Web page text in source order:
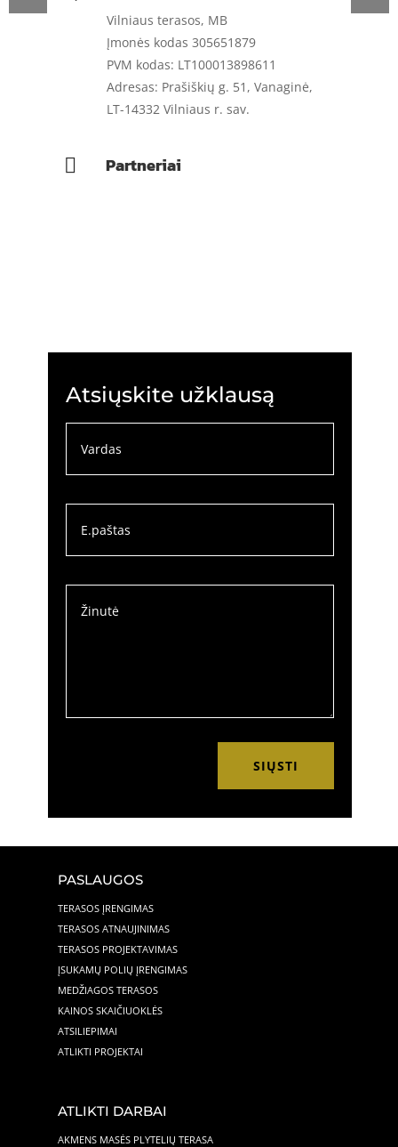
Vilniaus terasos, MB
Įmonės kodas 305651879
PVM kodas: LT100013898611
Adresas: Prašiškių g. 51, Vanaginė,
LT-14332 Vilniaus r. sav.
 Partneriai
Atsiųskite užklausą
SIŲSTI
PASLAUGOS
TERASOS ĮRENGIMAS
TERASOS ATNAUJINIMAS
TERASOS PROJEKTAVIMAS
ĮSUKAMŲ POLIŲ ĮRENGIMAS
MEDŽIAGOS TERASOS
KAINOS SKAIČIUOKLĖS
ATSILIEPIMAI
ATLIKTI PROJEKTAI
ATLIKTI DARBAI
AKMENS MASĖS PLYTELIŲ TERASA